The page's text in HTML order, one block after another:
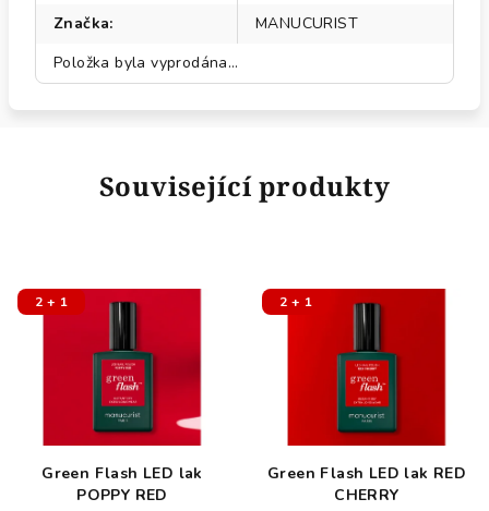
Značka:
MANUCURIST
Položka byla vyprodána…
Související produkty
2 + 1
Green Flash LED lak
POPPY RED
2 + 1
Green Flash LED lak RED
CHERRY